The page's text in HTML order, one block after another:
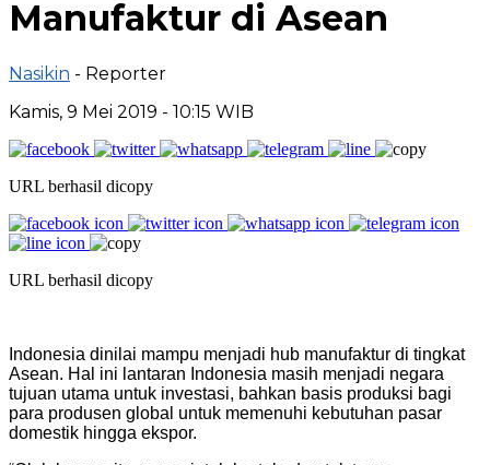
Manufaktur di Asean
Nasikin - Reporter
Kamis, 9 Mei 2019 - 10:15 WIB
URL berhasil dicopy
URL berhasil dicopy
Indonesia dinilai mampu menjadi hub manufaktur di tingkat
Asean. Hal ini lantaran Indonesia masih menjadi negara
tujuan utama untuk investasi, bahkan basis produksi bagi
para produsen global untuk memenuhi kebutuhan pasar
domestik hingga ekspor.